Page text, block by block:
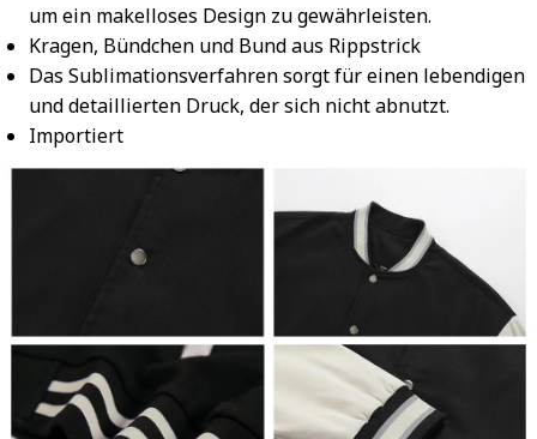
um ein makelloses Design zu gewährleisten.
Kragen, Bündchen und Bund aus Rippstrick
Das Sublimationsverfahren sorgt für einen lebendigen
und detaillierten Druck, der sich nicht abnutzt.
Importiert